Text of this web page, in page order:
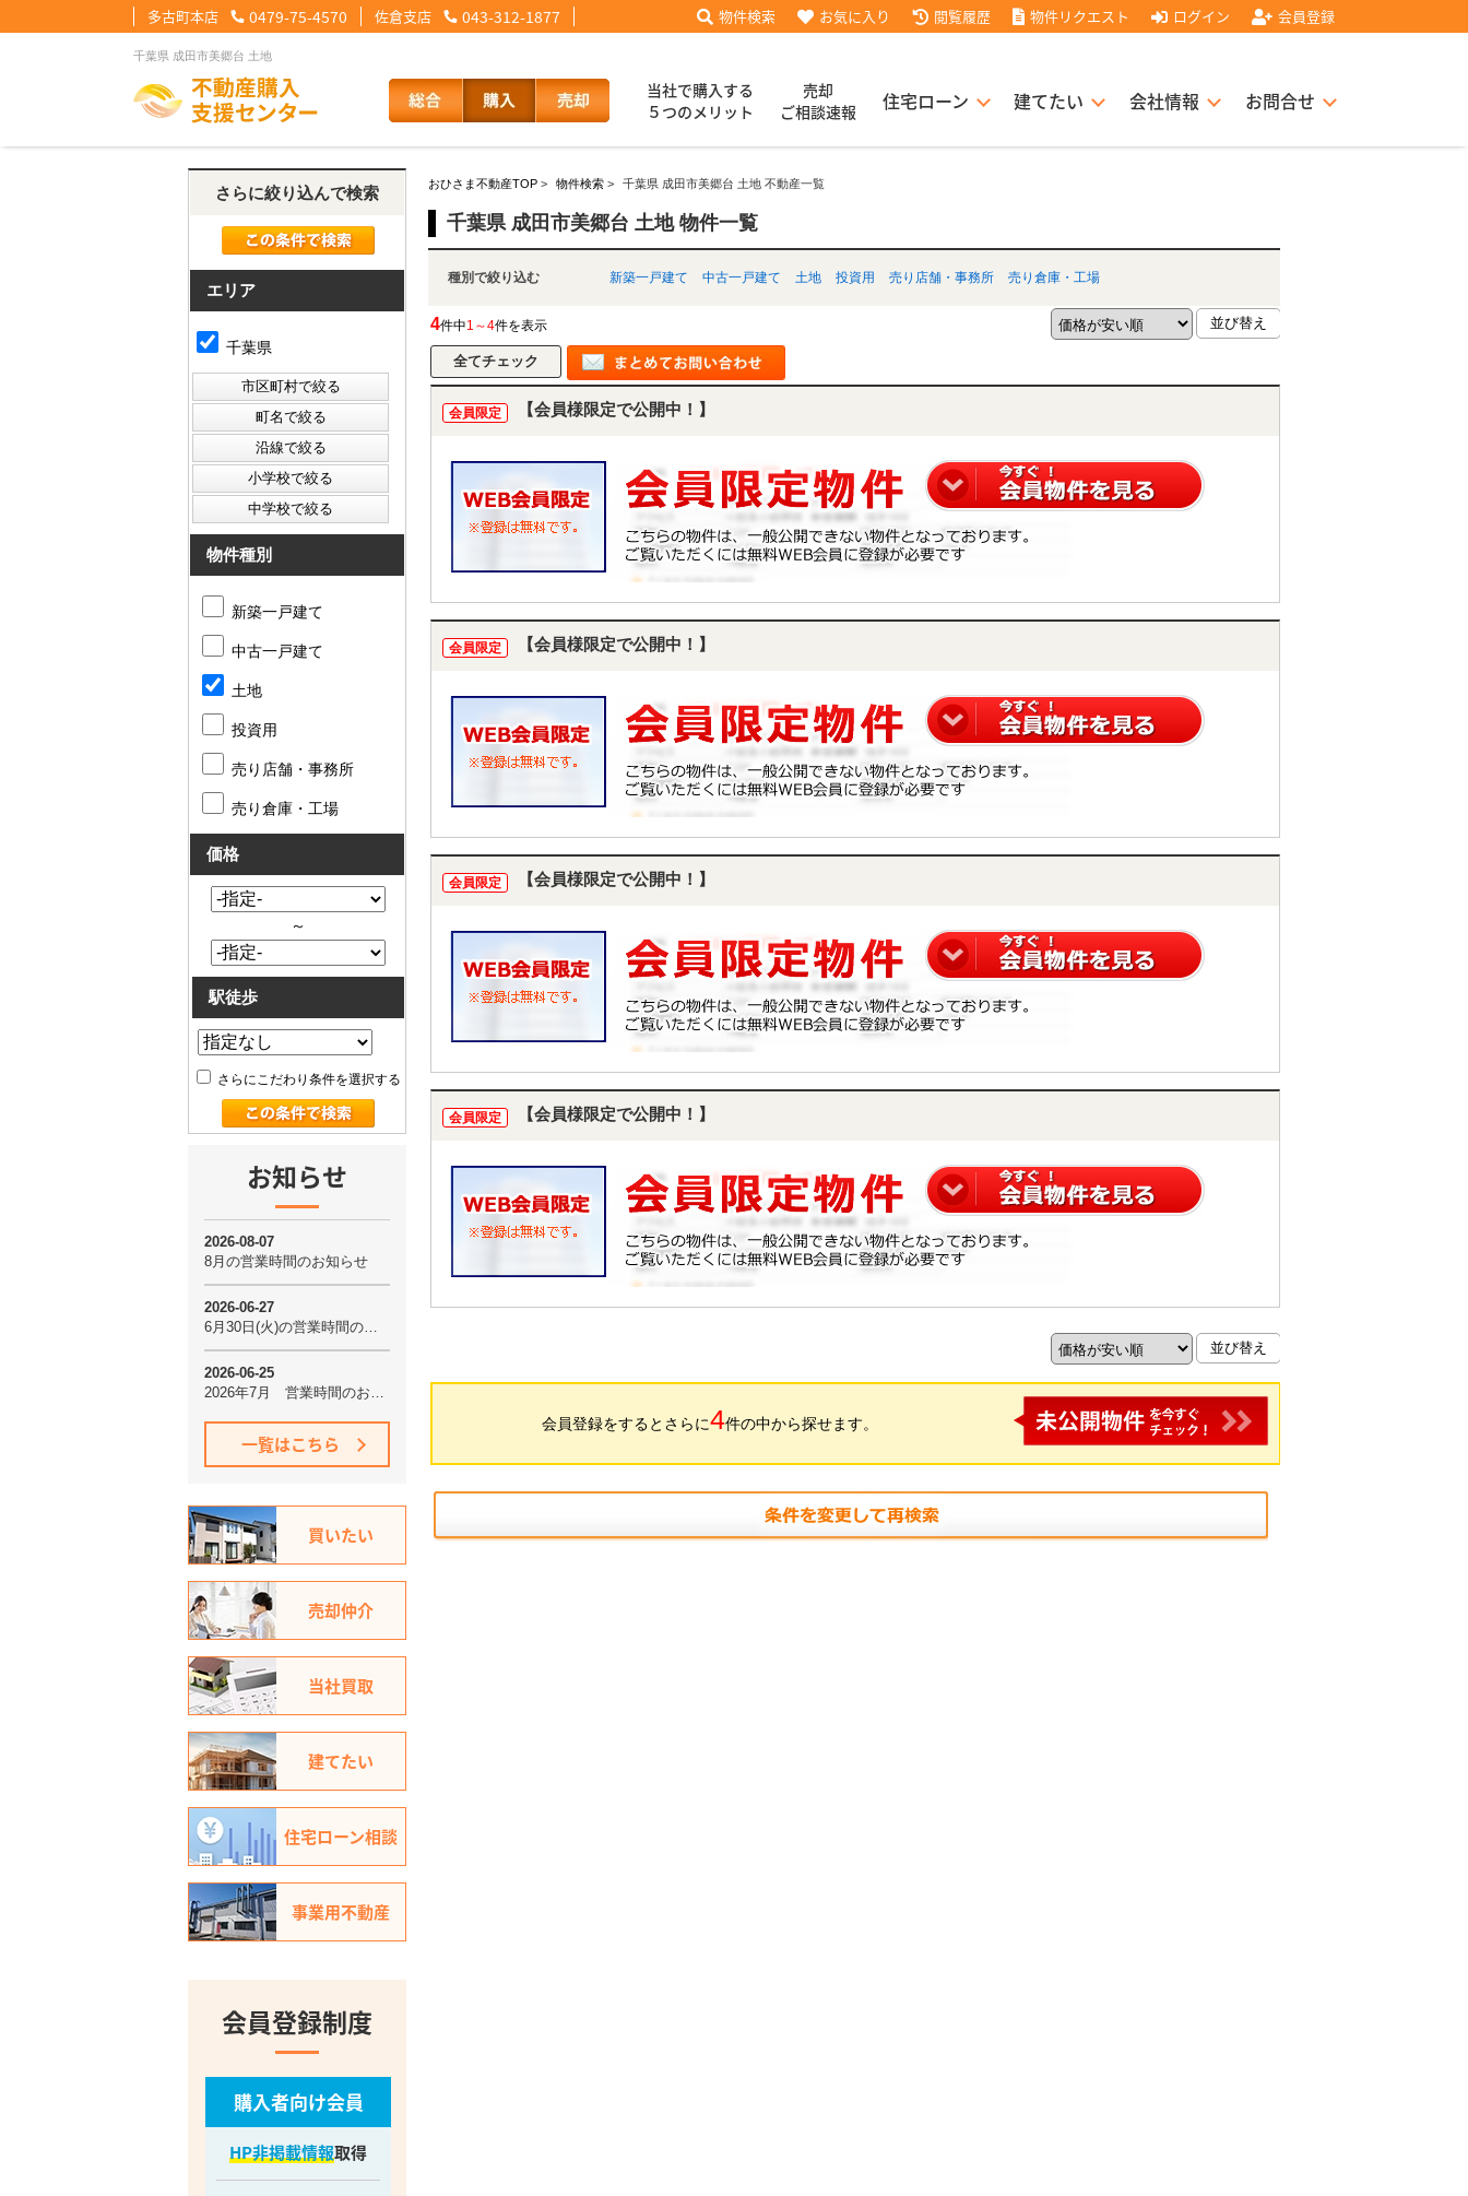
千葉県 成田市美郷台 土地
多古町本店 0479-75-4570 佐倉支店 043-312-1877 物件検索 お気に入り 閲覧履歴 物件リクエスト ログイン 会員登録
当社で購入する
５つのメリット
売却
ご相談速報
住宅ローン
【住宅ローンメニュー】
住宅ローンに強い理由 住宅ローン裏話【買主会員限定】
建てたい 会社情報
【会社情報メニュー】
会社概要 スタッフ紹介 スタッフブログ お客様の声
その他の事業紹介 健康経営優良法人2025 採用情報
お問合せ
【お問合せメニュー】
メール問合せ LINE問合せ 来店予約 査定依頼 協力業者様募集
おひさま不動産TOP > 物件検索 > 千葉県 成田市美郷台 土地 不動産一覧
千葉県 成田市美郷台 土地 物件一覧
種別で絞り込む 新築一戸建て 中古一戸建て 土地 投資用 売り店舗・事務所 売り倉庫・工場
4件中1～4件を表示
会員限定 【会員様限定で公開中！】
会員限定 【会員様限定で公開中！】
会員限定 【会員様限定で公開中！】
会員限定 【会員様限定で公開中！】
会員登録をするとさらに4件の中から探せます。
さらに絞り込んで検索
エリア
千葉県
物件種別
新築一戸建て
中古一戸建て
土地
投資用
売り店舗・事務所
売り倉庫・工場
価格
～
駅徒歩
さらにこだわり条件を選択する
お知らせ
一覧はこちら
買いたい
売却仲介
当社買取
建てたい
住宅ローン相談
事業用不動産
会員登録制度
購入者向け会員
HP非掲載情報取得